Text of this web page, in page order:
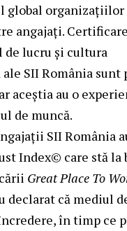
global organizațiilor
angajați.
de lucru și cultura
SII România sunt
aceștia au o
de muncă.
SII România
Index© care stă la
Great Place To
declarat că mediul
în timp ce